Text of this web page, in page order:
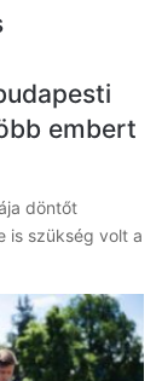
embert
döntőt
is szükség volt a